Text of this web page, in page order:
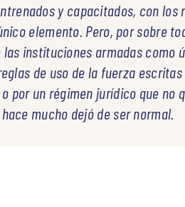
y capacitados, con
elemento. Pero, por sobre
instituciones armadas
de uso de la fuerza
por un régimen jurídico que no
mucho dejó de ser normal.